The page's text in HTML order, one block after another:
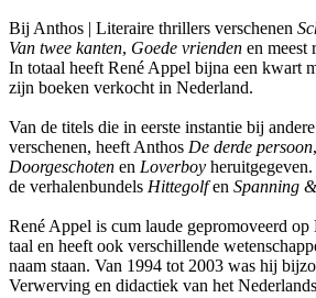
Bij Anthos | Literaire thrillers verschenen
Van twee kanten, Goede vrienden en meest
In totaal heeft René Appel bijna een kwart
zijn boeken verkocht in Nederland.
Van de titels die in eerste instantie bij
verschenen, heeft Anthos De derde persoon,
Doorgeschoten en Loverboy
de verhalenbundels Hittegolfen Spanning
René Appel is cum laude gepromoveerd op
taal en heeft ook verschillende
naam staan. Van 1994 tot 2003 was hij
Verwerving en didactiek van het